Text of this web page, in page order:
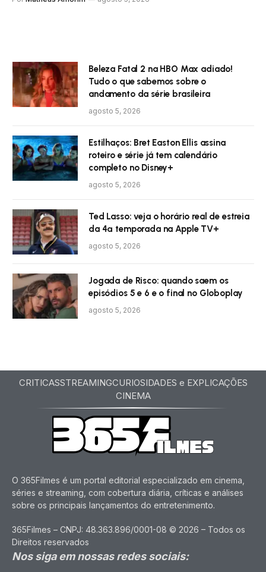
Beleza Fatal 2 na HBO Max adiado!
Tudo o que sabemos sobre o
andamento da série brasileira
agosto 5, 2026
Estilhaços: Bret Easton Ellis assina
roteiro e série já tem calendário
completo no Disney+
agosto 5, 2026
Ted Lasso: veja o horário real de estreia
da 4ª temporada na Apple TV+
agosto 5, 2026
Jogada de Risco: quando saem os
episódios 5 e 6 e o final no Globoplay
agosto 5, 2026
CRITICASSTREAMINGCURIOSIDADES e EXPLICAÇÕES
CINEMA
O 365Filmes é um portal editorial especializado em cinema,
séries e streaming, com cobertura diária, críticas e análises
sobre os principais lançamentos do entretenimento.
365Filmes – CNPJ: 48.363.896/0001-08 © 2026 – Todos os
Direitos reservados
Nos siga em nossas redes sociais: